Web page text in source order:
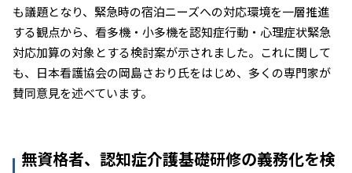
も議題となり、緊急時の宿泊ニーズへの対応環境を一層推進
する観点から、看多機・小多機を認知症行動・心理症状緊急
対応加算の対象とする検討案が示されました。これに関して
も、日本看護協会の岡島さおり氏をはじめ、多くの専門家が
賛同意見を述べています。
無資格者、認知症介護基礎研修の義務化を検